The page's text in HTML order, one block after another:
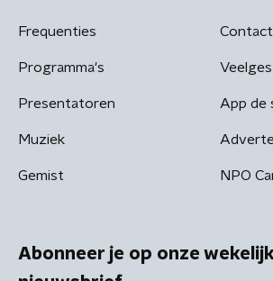
Frequenties
Programma's
Presentatoren
Muziek
Gemist
Contact
App de
NPO
Abonneer je op onze